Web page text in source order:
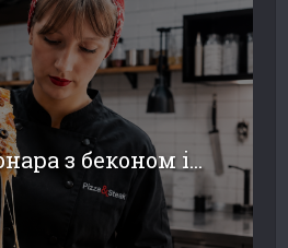
з беконом і...